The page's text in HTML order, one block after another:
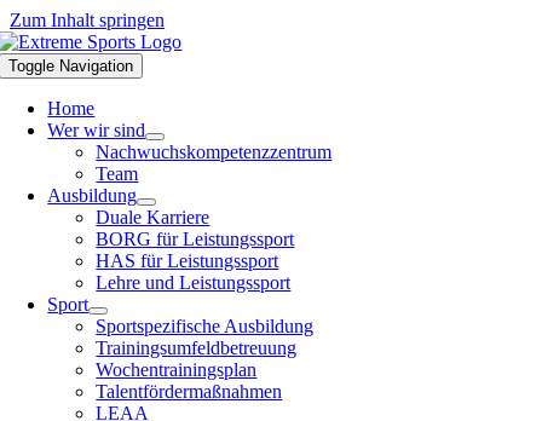
Zum Inhalt springen
Toggle Navigation
Home
Wer wir sind
Nachwuchskompetenzzentrum
Team
Ausbildung
Duale Karriere
BORG für Leistungssport
HAS für Leistungssport
Lehre und Leistungssport
Sport
Sportspezifische Ausbildung
Trainingsumfeldbetreuung
Wochentrainingsplan
Talentfördermaßnahmen
LEAA